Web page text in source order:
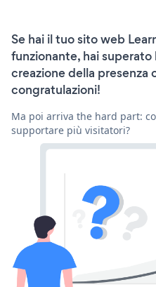
Se hai il tuo sito web
funzionante, hai
creazione della
congratulazioni!
Ma poi arriva the hard part:
supportare più visitatori?